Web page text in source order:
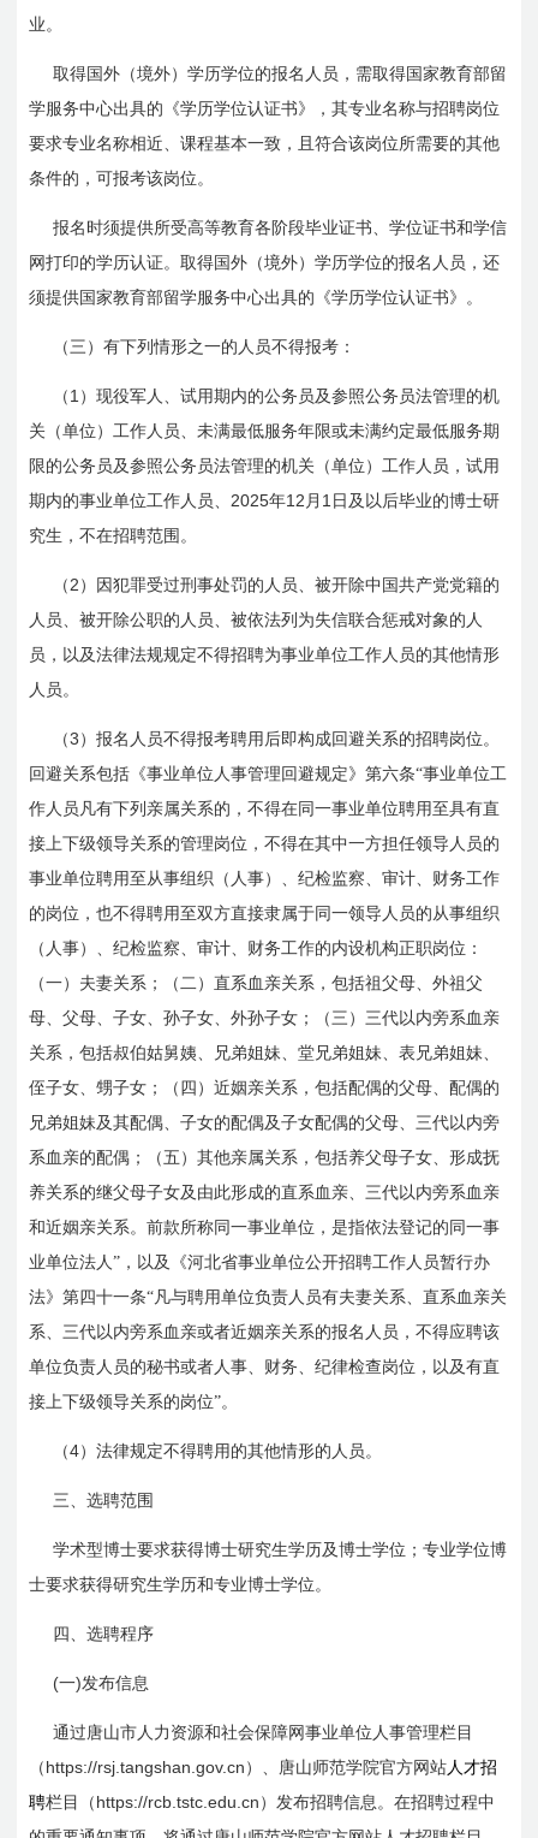
业。
取得国外（境外）学历学位的报名人员，需取得国家教育部留
学服务中心出具的《学历学位认证书》，其专业名称与招聘岗位
要求专业名称相近、课程基本一致，且符合该岗位所需要的其他
条件的，可报考该岗位。
报名时须提供所受高等教育各阶段毕业证书、学位证书和学信
网打印的学历认证。取得国外（境外）学历学位的报名人员，还
须提供国家教育部留学服务中心出具的《学历学位认证书》。
（三）有下列情形之一的人员不得报考：
（ 1 ）现役军人、试用期内的公务员及参照公务员法管理的机
关（单位）工作人员、未满最低服务年限或未满约定最低服务期
限的公务员及参照公务员法管理的机关（单位）工作人员，试用
期内的事业单位工作人员、 2025年12 月 1 日 及以 后毕业的博士研
究生，不在招聘范围。
（ 2 ）因犯罪受过刑事处罚的人员、被开除中国共产党党籍的
人员、被开除公职的人员、被依法列为失信联合惩戒对象的人
员，以及法律法规规定不得招聘为事业单位工作人员的其他情形
人员。
（3 ）报名人员不得报考聘用后即构成回避关系的招聘岗位。
回避关系包括《事业单位人事管理回避规定》第六条“事业单位工
作人员凡有下列亲属关系的，不得在同一事业单位聘用至具有直
接上下级领导关系的管理岗位，不得在其中一方担任领导人员的
事业单位聘用至从事组织（人事）、纪检监察、审计、财务工作
的岗位，也不得聘用至双方直接隶属于同一领导人员的从事组织
（人事）、纪检监察、审计、财务工作的内设机构正职岗位：
（一）夫妻关系；（二）直系血亲关系，包括祖父母、外祖父
母、父母、子女、孙子女、外孙子女；（三）三代以内旁系血亲
关系，包括叔伯姑舅姨、兄弟姐妹、堂兄弟姐妹、表兄弟姐妹、
侄子女、甥子女；（四）近姻亲关系，包括配偶的父母、配偶的
兄弟姐妹及其配偶、子女的配偶及子女配偶的父母、三代以内旁
系血亲的配偶；（五）其他亲属关系，包括养父母子女、形成抚
养关系的继父母子女及由此形成的直系血亲、三代以内旁系血亲
和近姻亲关系。前款所称同一事业单位，是指依法登记的同一事
业单位法人”，以及《河北省事业单位公开招聘工作人员暂行办
法》第四十一条“凡与聘用单位负责人员有夫妻关系、直系血亲关
系、三代以内旁系血亲或者近姻亲关系的报名人员，不得应聘该
单位负责人员的秘书或者人事、财务、纪律检查岗位，以及有直
接上下级领导关系的岗位”。
（4）法律规定不得聘用的其他情形的人员。
三、选聘范围
学术型博士要求获得博士研究生学历及博士学位；专业学位博
士要求获得研究生学历和专业博士学位。
四、选聘程序
(一)发布信息
通过唐山市人力资源和社会保障网事业单位人事管理栏目
（ https://rsj.tangshan.gov.cn ）、唐山师范学院官方网站 人才招
聘栏目（ https://rcb.tstc.edu.cn ）发布招聘信息。在招聘过程中